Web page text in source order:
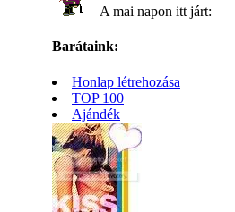
A mai napon itt járt:
Barátaink:
Honlap létrehozása
TOP 100
Ajándék